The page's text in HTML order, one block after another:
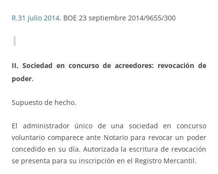
R.31 julio 2014. BOE 23 septiembre 2014/9655/300
II. Sociedad en concurso de acreedores: revocación de
poder.
Supuesto de hecho.
El administrador único de una sociedad en concurso
voluntario comparece ante Notario para revocar un poder
concedido en su día. Autorizada la escritura de revocación
se presenta para su inscripción en el Registro Mercantil.